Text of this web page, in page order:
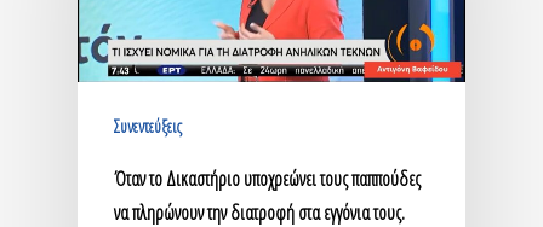
Συνεντεύξεις
Όταν το Δικαστήριο υποχρεώνει τους παππούδες
να πληρώνουν την διατροφή στα εγγόνια τους.